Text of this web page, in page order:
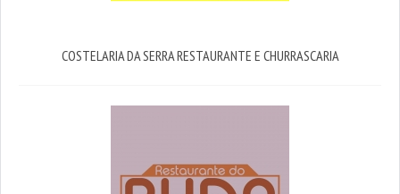
COSTELARIA DA SERRA RESTAURANTE E CHURRASCARIA